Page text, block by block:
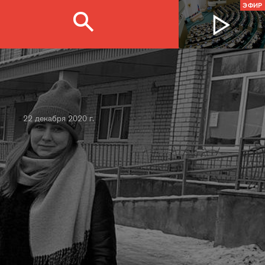
ЭФИР
22 декабря 2020 г.